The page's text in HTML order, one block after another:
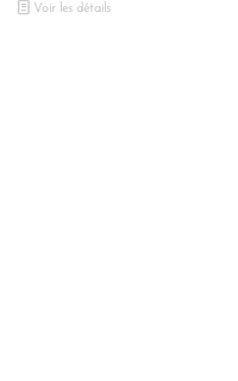
Voir les détails